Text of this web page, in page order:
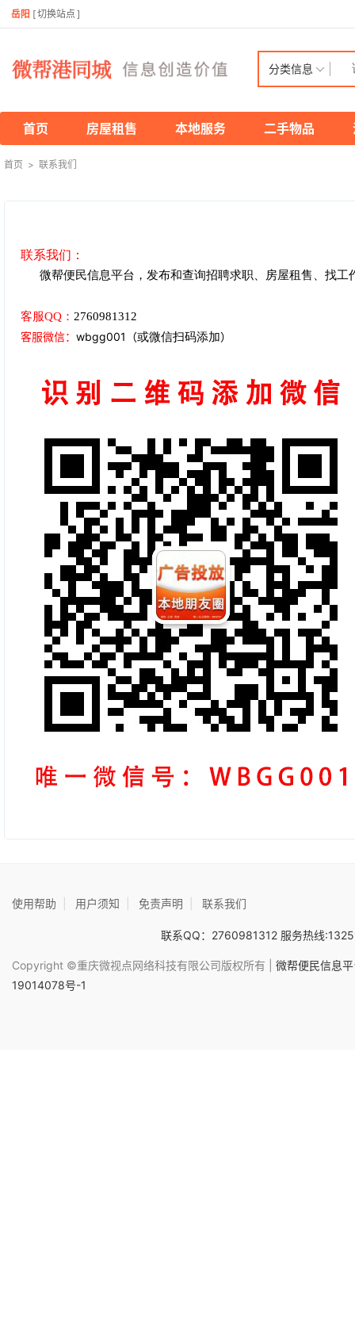
岳阳 [切换站点 ]
分类信息
首页 房屋租售 本地服务 二手物品
首页 > 联系我们
联系我们：
微帮便民信息平台，发布和查询招聘求职、房屋租售、找
客服QQ： 2760981312
客服微信： wbgg001 （或微信扫码添加）
使用帮助 用户须知 免责声明 联系我们
联系QQ：2760981312 服务热线
Copyright ©重庆微视点网络科技有限公司版权所有 |
微帮便民信息
19014078号-1